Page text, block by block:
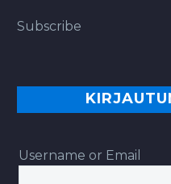
Subscribe
Username or Email